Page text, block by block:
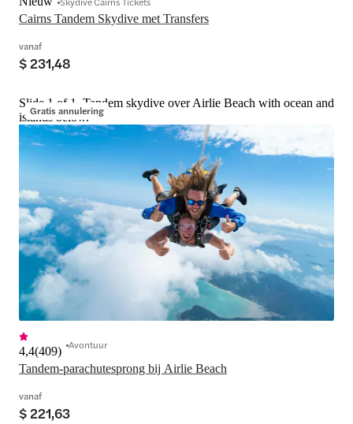
Cairns Tandem Skydive met Transfers
vanaf
$ 231,48
Gratis annulering
Slide 1 of 1, Tandem skydive over Airlie Beach with ocean and
islands below.
Tandem-parachutesprong bij Airlie Beach
4,4(409) Avontuur
vanaf
$ 221,63